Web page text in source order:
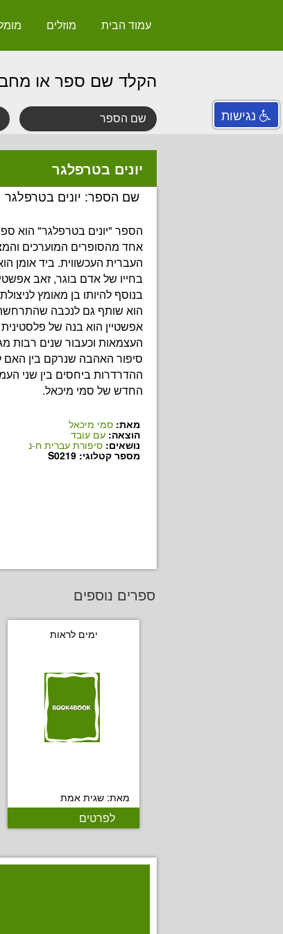
עמוד הבית מוזלים
הקלד שם ספר או
יונים בטרפלגר
שם הספר: יונים בטרפלגר
הספר "יונים בטרפלגר" הוא
אחד מהסופרים המוערכים
העברית העכשווית. ביד אומן
בחייו של אדם בוגר, זאב
בנוסף להיותו בן מאומץ
אפשטיין הוא בנה של
העצמאות וכעבור שנים רבות
סיפור האהבה שנרקם בין
ההדרדרות ביחסים בין שני
החדש של סמי מיכאל.
מאת: סמי מיכאל
הוצאה: עם עובד
נושאים: סיפורת עברית ח-נ
מספר קטלוגי: S0219
ספרים נוספים
ימים לראות
מאת: שגית אמת
לפרטים
נגישות